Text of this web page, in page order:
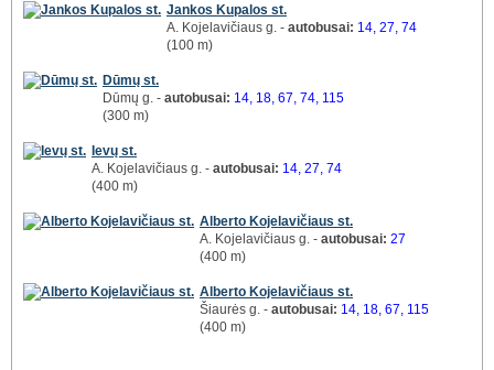
Jankos Kupalos st.
A. Kojelavičiaus g. - autobusai: 14, 27, 74
(100 m)
Dūmų st.
Dūmų g. - autobusai: 14, 18, 67, 74, 115
(300 m)
Ievų st.
A. Kojelavičiaus g. - autobusai: 14, 27, 74
(400 m)
Alberto Kojelavičiaus st.
A. Kojelavičiaus g. - autobusai: 27
(400 m)
Alberto Kojelavičiaus st.
Šiaurės g. - autobusai: 14, 18, 67, 115
(400 m)